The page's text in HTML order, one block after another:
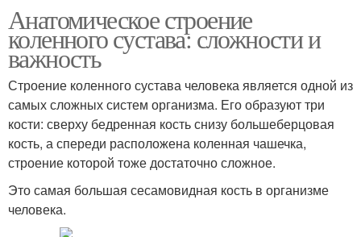
Анатомическое строение
коленного сустава: сложности и
важность
Строение коленного сустава человека является одной из
самых сложных систем организма. Его образуют три
кости: сверху бедренная кость снизу большеберцовая
кость, а спереди расположена коленная чашечка,
строение которой тоже достаточно сложное.
Это самая большая сесамовидная кость в организме
человека.